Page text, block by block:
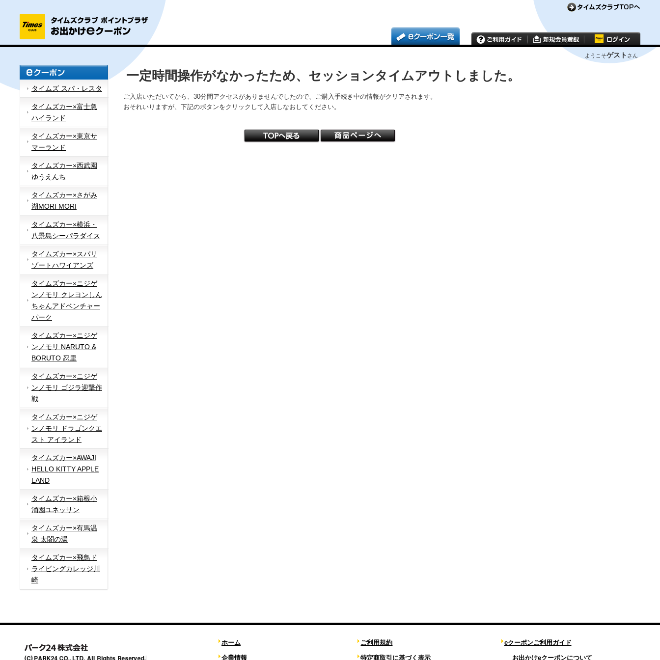
ようこそゲスト さん
タイムズ スパ・レスタ
タイムズカー×富士急
ハイランド
タイムズカー×東京サ
マーランド
タイムズカー×西武園
ゆうえんち
タイムズカー×さがみ
湖MORI MORI
タイムズカー×横浜・
八景島シーパラダイス
タイムズカー×スパリ
ゾートハワイアンズ
タイムズカー×ニジゲ
ンノモリ クレヨンしん
ちゃんアドベンチャー
パーク
タイムズカー×ニジゲ
ンノモリ NARUTO &
BORUTO 忍里
タイムズカー×ニジゲ
ンノモリ ゴジラ迎撃作
戦
タイムズカー×ニジゲ
ンノモリ ドラゴンクエ
スト アイランド
タイムズカー×AWAJI
HELLO KITTY APPLE
LAND
タイムズカー×箱根小
涌園ユネッサン
タイムズカー×有馬温
泉 太閤の湯
タイムズカー×飛鳥ド
ライビングカレッジ川
崎
一定時間操作がなかったため、セッションタイムアウトしました。
ご入店いただいてから、30分間アクセスがありませんでしたので、ご購入手続き中の情報がクリアされます。
おそれいりますが、下記のボタンをクリックして入店しなおしてください。
ホーム
企業情報
ご利用規約
特定商取引に基づく表示
eクーポンご利用ガイド
お出かけeクーポンについて